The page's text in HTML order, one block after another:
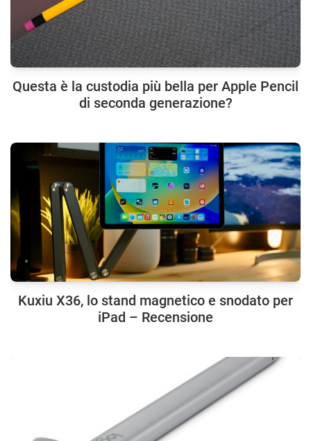
Questa è la custodia più bella per Apple Pencil
di seconda generazione?
Kuxiu X36, lo stand magnetico e snodato per
iPad – Recensione